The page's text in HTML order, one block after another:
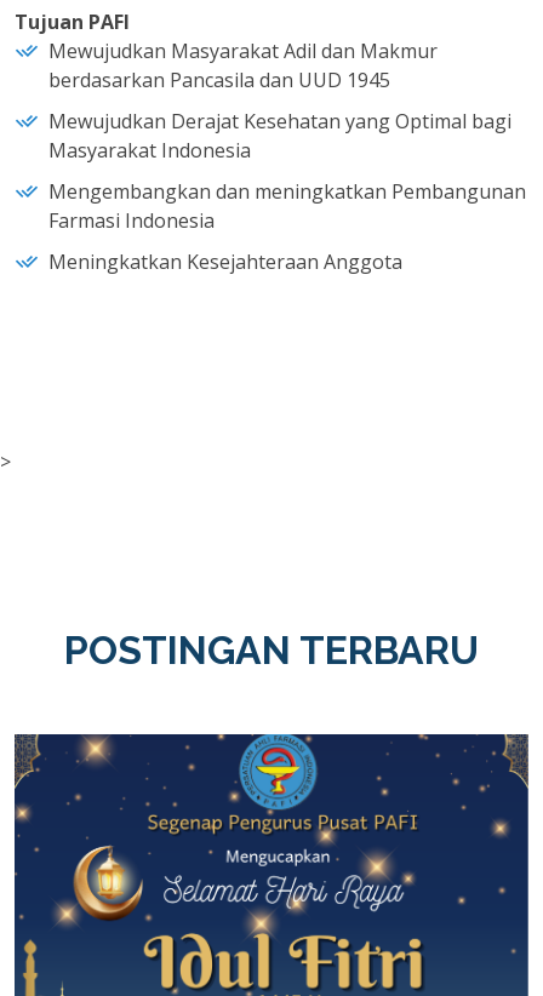
Tujuan PAFI
Mewujudkan Masyarakat Adil dan Makmur
berdasarkan Pancasila dan UUD 1945
Mewujudkan Derajat Kesehatan yang Optimal bagi
Masyarakat Indonesia
Mengembangkan dan meningkatkan Pembangunan
Farmasi Indonesia
Meningkatkan Kesejahteraan Anggota
>
POSTINGAN TERBARU